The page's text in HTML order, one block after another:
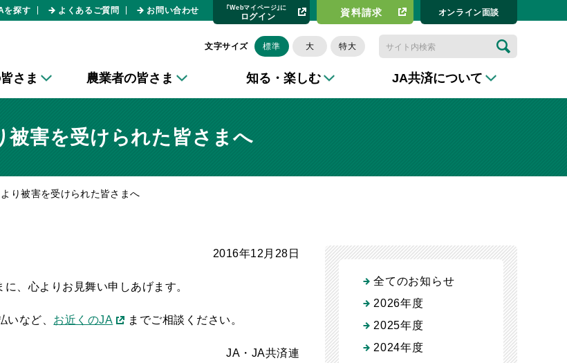
を探す よくあるご質問 お問い合わせ ｢Webマイページ｣に
ログイン 資料請求​ オンライン⾯談
文字サイズ 標準 大 特大
さま 農業者の皆さま 知る・楽しむ JA共済について
被害を受けられた皆さまへ
り被害を受けられた皆さまへ
2016年12月28日
、心よりお見舞い申しあげます。
など、 お近くのJA までご相談ください。
JA・JA共済連
全てのお知らせ
2026年度
2025年度
2024年度